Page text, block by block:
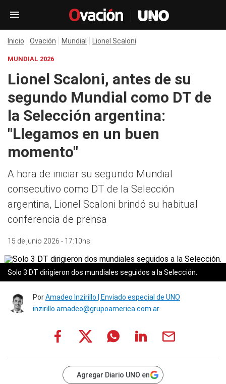
Inicio Ovación Mundial Lionel Scaloni
MUNDIAL 2026
Lionel Scaloni, antes de su
segundo Mundial como DT de
la Selección argentina:
"Llegamos en un buen
momento"
A hora de iniciar su segundo Mundial
consecutivo como DT de la Selección
argentina, Lionel Scaloni brindó su habitual
conferencia de prensa
15 de junio 2026 - 17:10hs
Solo 3 DT dirigieron dos mundiales seguidos a la Selección.
PorAmadeo Inzirillo | Enviado especial de UNO
inzirillo.amadeo@grupoamerica.com.ar
Agregar Diario UNO en